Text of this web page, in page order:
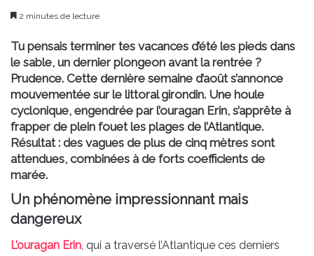
2 minutes de lecture
Tu pensais terminer tes vacances d’été les pieds dans
le sable, un dernier plongeon avant la rentrée ?
Prudence. Cette dernière semaine d’août s’annonce
mouvementée sur le littoral girondin. Une houle
cyclonique, engendrée par l’ouragan Erin, s’apprête à
frapper de plein fouet les plages de l’Atlantique.
Résultat : des vagues de plus de cinq mètres sont
attendues, combinées à de forts coefficients de
marée.
Un phénomène impressionnant mais
dangereux
L’ouragan Erin, qui a traversé l’Atlantique ces derniers